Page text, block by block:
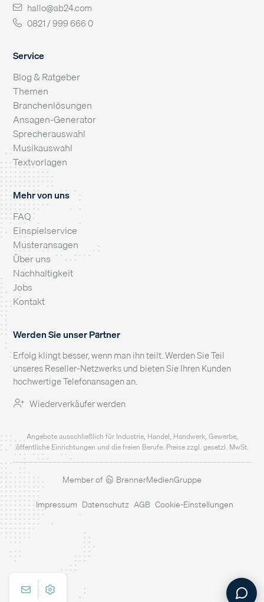
hallo@ab24.com
0821 / 999 666 0
Service
Blog & Ratgeber
Themen
Branchenlösungen
Ansagen-Generator
Sprecherauswahl
Musikauswahl
Textvorlagen
Mehr von uns
FAQ
Einspielservice
Musteransagen
Über uns
Nachhaltigkeit
Jobs
Kontakt
Werden Sie unser Partner
Erfolg klingt besser, wenn man ihn teilt. Werden Sie Teil
unseres Reseller-Netzwerks und bieten Sie Ihren Kunden
hochwertige Telefonansagen an.
Wiederverkäufer werden
Angebote ausschließlich für Industrie, Handel, Handwerk, Gewerbe,
öffentliche Einrichtungen und die freien Berufe. Preise zzgl. gesetzl. MwSt.
Member of
BrennerMedienGruppe
Impressum Datenschutz AGB Cookie-Einstellungen